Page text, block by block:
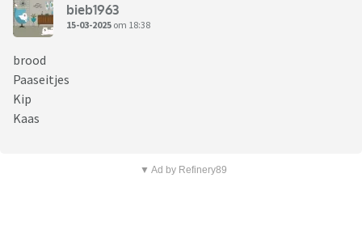
bieb1963
15-03-2025 om 18:38
brood
Paaseitjes
Kip
Kaas
▼ Ad by Refinery89